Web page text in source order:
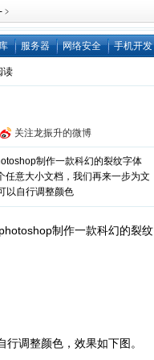
服务器 网络安全 手机开发
读
关注龙振升的微博
制作一款科幻的裂纹字体
意大小文档，我们再来一步为文
以自行调整颜色
制作一款科幻的裂纹
调整颜色，效果如下图。